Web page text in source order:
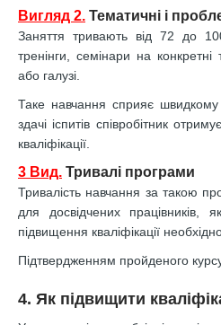
Вигляд 2. Тематичні і
Заняття тривають від 72 до
тренінги, семінари на
або галузі.
Таке навчання сприяє
здачі іспитів співробітник
кваліфікації.
3 Вид. Тривалі програми
Тривалість навчання за такою
для досвідчених працівників,
підвищення кваліфікації
Підтвердженням пройденого
4. Як підвищити